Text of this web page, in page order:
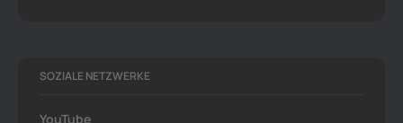
SOZIALE NETZWERKE
YouTube